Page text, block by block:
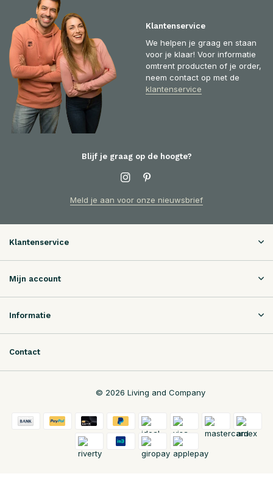
Klantenservice
We helpen je graag en staan
voor je klaar! Voor informatie
omtrent producten of je order,
neem contact op met de
klantenservice
Blijf je graag op de hoogte?
Meld je aan voor onze nieuwsbrief
Klantenservice
Mijn account
Informatie
Contact
© 2026 Living and Company